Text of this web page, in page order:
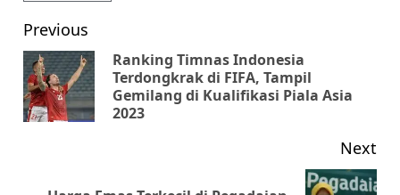
Post
navigation
Previous
Ranking Timnas Indonesia
Terdongkrak di FIFA, Tampil
Gemilang di Kualifikasi Piala Asia
2023
Next